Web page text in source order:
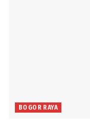
BOGOR RAYA